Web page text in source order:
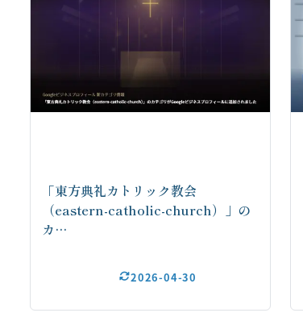
「東方典礼カトリック教会
（eastern-catholic-church）」の
カ…
2026-04-30